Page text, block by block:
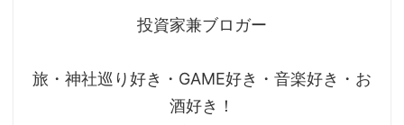
投資家兼ブロガー
旅・神社巡り好き・GAME好き・音楽好き・お
酒好き！